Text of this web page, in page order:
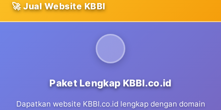
🚀 Jual Website KBBI
Paket Lengkap KBBI.co.id
Dapatkan website KBBI.co.id lengkap dengan domain